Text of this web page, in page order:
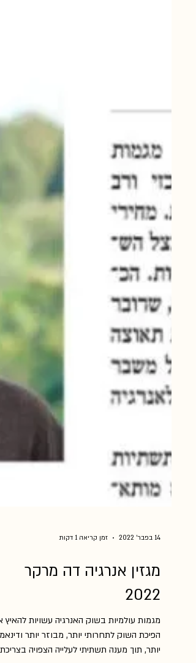
מגזין אנרגיה דה מרקר
2022